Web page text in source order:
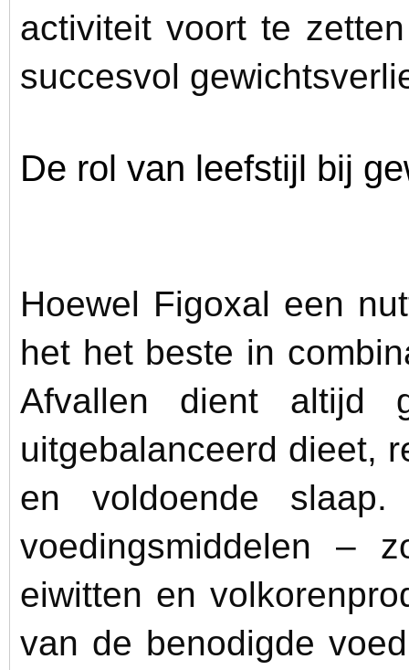
activiteit voort te
succesvol
De rol van leefstijl bij
Hoewel Figoxal een
het het beste in
Afvallen dient altijd
uitgebalanceerd dieet,
en voldoende
voedingsmiddelen –
eiwitten en
van de benodigde